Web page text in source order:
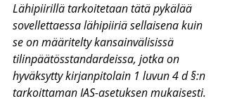
Lähipiirillä tarkoitetaan tätä pykälää
sovellettaessa lähipiiriä sellaisena kuin
se on määritelty kansainvälisissä
tilinpäätösstandardeissa, jotka on
hyväksytty kirjanpitolain 1 luvun 4 d §:n
tarkoittaman IAS-asetuksen mukaisesti.